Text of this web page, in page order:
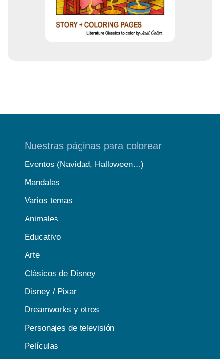
Nuestras páginas para colorear
Eventos (Navidad, Halloween…)
Mandalas
Varios temas
Animales
Educativo
Arte
Clásicos de Disney
Disney / Pixar
Dreamworks y otros
Personajes de televisión
Películas